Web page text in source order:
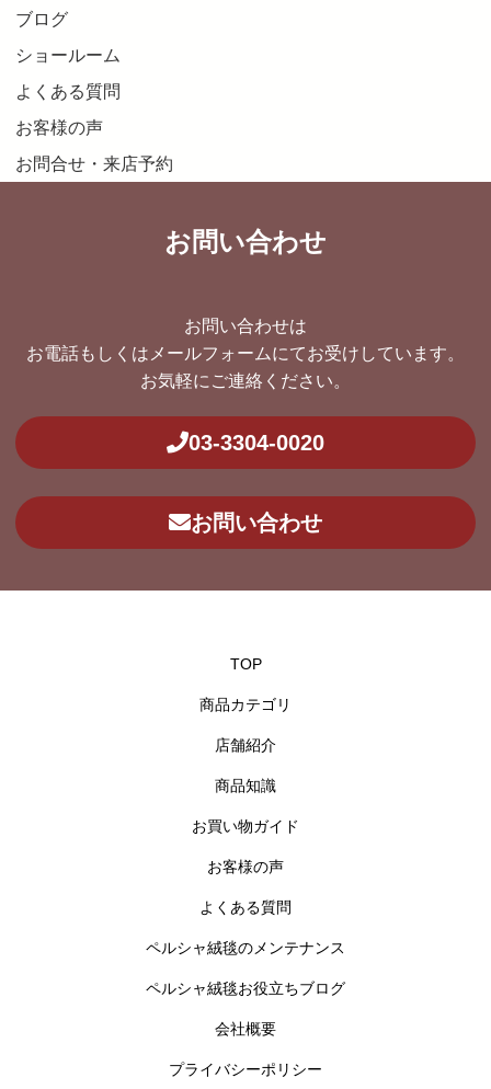
ブログ
ショールーム
よくある質問
お客様の声
お問合せ・来店予約
お問い合わせ
お問い合わせは
お電話もしくはメールフォームにてお受けしています。
お気軽にご連絡ください。
03-3304-0020
お問い合わせ
TOP
商品カテゴリ
店舗紹介
商品知識
お買い物ガイド
お客様の声
よくある質問
ペルシャ絨毯のメンテナンス
ペルシャ絨毯お役立ちブログ
会社概要
プライバシーポリシー